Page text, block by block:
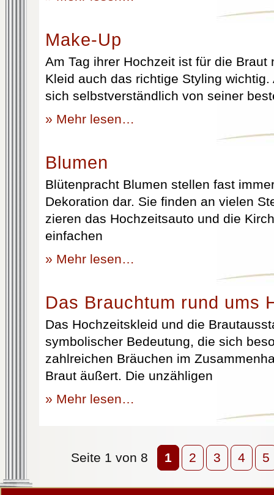
Make-Up
Am Tag ihrer Hochzeit ist für die Braut
Kleid auch das richtige Styling
sich selbstverständlich von seiner
» Mehr lesen…
Blumen
Blütenpracht Blumen stellen fast
Dekoration dar. Sie finden an vielen
zieren das Hochzeitsauto und die
einfachen
» Mehr lesen…
Das Brauchtum rund ums
Das Hochzeitskleid und die
symbolischer Bedeutung, die sich
zahlreichen Bräuchen im
Braut äußert. Die unzähligen
» Mehr lesen…
Seite 1 von 8 1 2 3 4 5